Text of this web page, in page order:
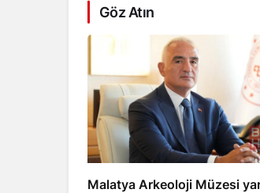
Göz Atın
Malatya Arkeoloji Müzesi